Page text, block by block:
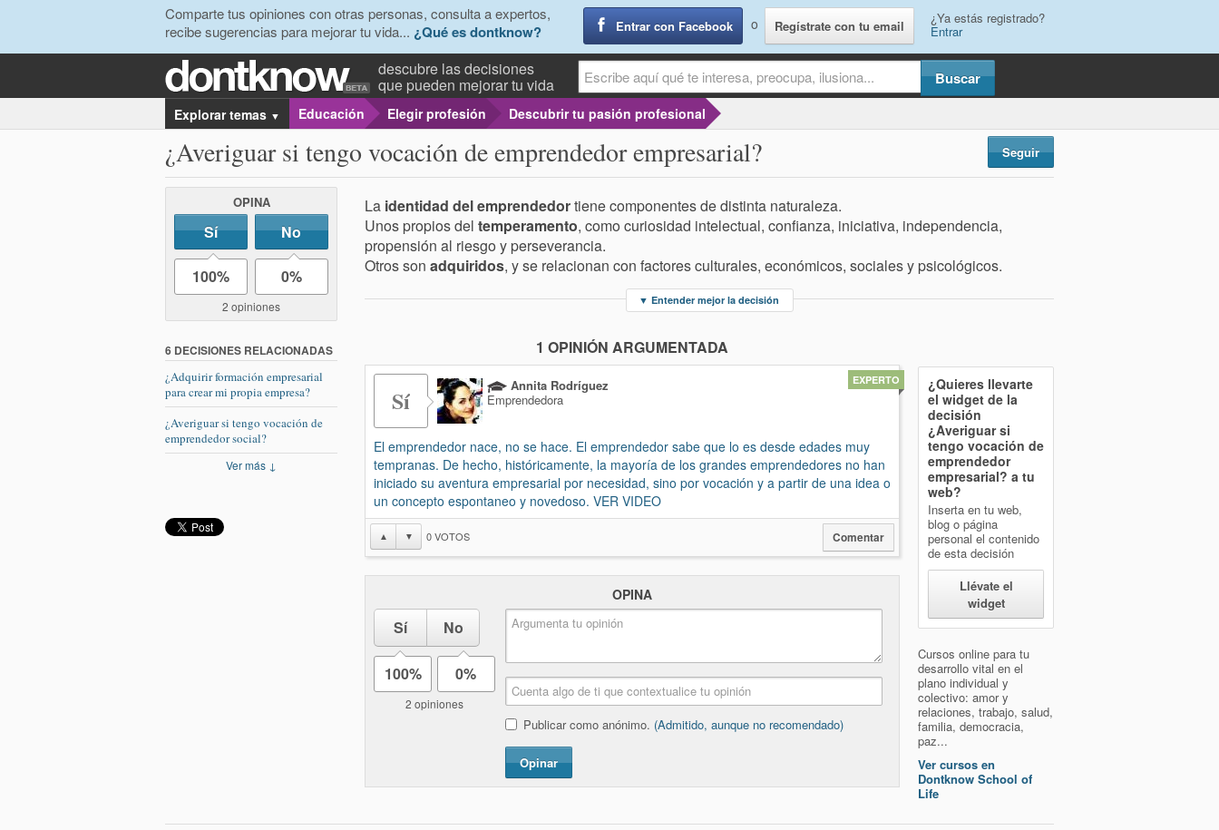
Comparte tus opiniones con otras personas, consulta a expertos,
recibe sugerencias para mejorar tu vida... ¿Qué es dontknow? Entrar con Facebook o Regístrate con tu email ¿Ya estás registrado?
Entrar
descubre las decisiones
que pueden mejorar tu vida
Explorar temas ▼ Educación Elegir profesión Descubrir tu pasión profesional
¿Averiguar si tengo vocación de emprendedor empresarial? Seguir
OPINA
Sí No
100% 0%
2 opiniones
6 DECISIONES RELACIONADAS
¿Adquirir formación empresarial
para crear mi propia empresa?
¿Averiguar si tengo vocación de
emprendedor social?
Ver más ↓
La identidad del emprendedortiene componentes de distinta naturaleza.
Unos propios del temperamento, como curiosidad intelectual, confianza, iniciativa, independencia,
propensión al riesgo y perseverancia.
Otros son adquiridos, y se relacionan con factores culturales, económicos, sociales y psicológicos.
▼ Entender mejor la decisión
1 OPINIÓN ARGUMENTADA
Sí
Annita Rodríguez
Emprendedora
El emprendedor nace, no se hace. El emprendedor sabe que lo es desde edades muy
tempranas. De hecho, históricamente, la mayoría de los grandes emprendedores no han
iniciado su aventura empresarial por necesidad, sino por vocación y a partir de una idea o
un concepto espontaneo y novedoso. VER VIDEO
EXPERTO
▲ ▼ 0VOTOS Comentar
OPINA
Sí No
100% 0%
2 opiniones
Publicar como anónimo. (Admitido, aunque no recomendado)
Opinar
¿Quieres llevarte
el widget de la
decisión
¿Averiguar si
tengo vocación de
emprendedor
empresarial? a tu
web?
Inserta en tu web,
blog o página
personal el contenido
de esta decisión
Llévate el
widget
Cursos online para tu
desarrollo vital en el
plano individual y
colectivo: amor y
relaciones, trabajo, salud,
familia, democracia,
paz...
Ver cursos en
Dontknow School of
Life